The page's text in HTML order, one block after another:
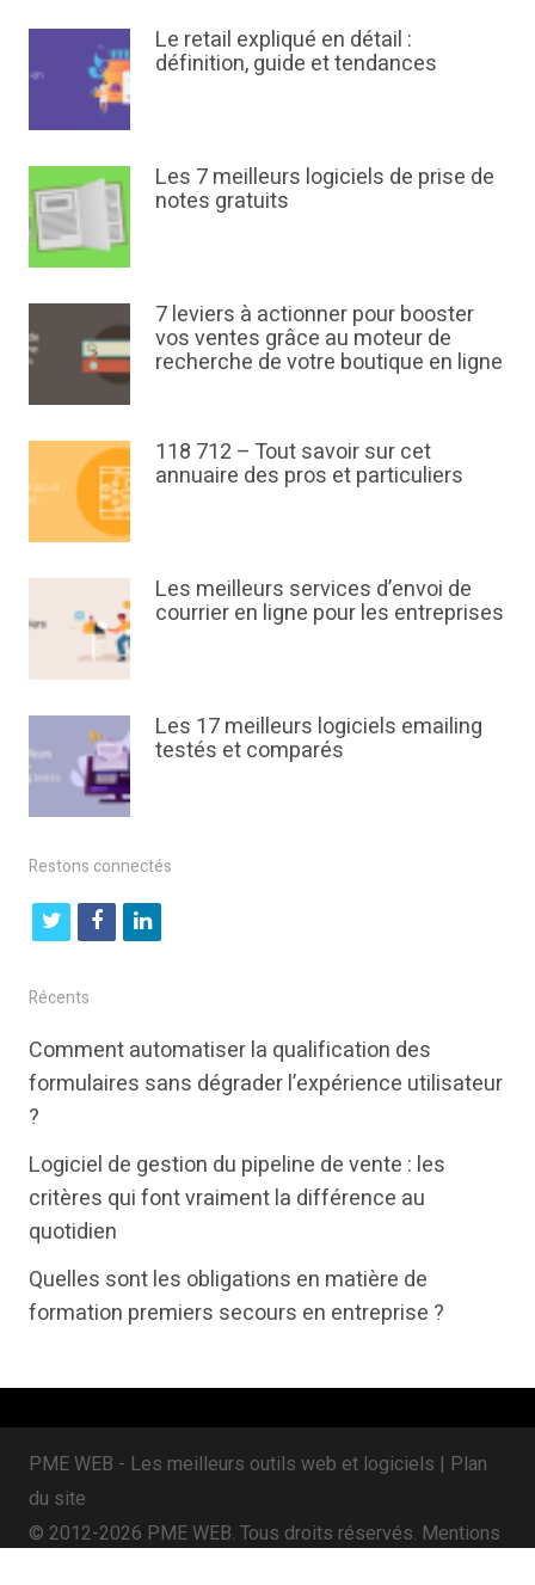
Le retail expliqué en détail :
définition, guide et tendances
Les 7 meilleurs logiciels de prise de
notes gratuits
7 leviers à actionner pour booster
vos ventes grâce au moteur de
recherche de votre boutique en ligne
118 712 – Tout savoir sur cet
annuaire des pros et particuliers
Les meilleurs services d’envoi de
courrier en ligne pour les entreprises
Les 17 meilleurs logiciels emailing
testés et comparés
Restons connectés
t
i
t
r
f
b
k
l
k
e
n
Récents
Comment automatiser la qualification des
formulaires sans dégrader l’expérience utilisateur
?
Logiciel de gestion du pipeline de vente : les
critères qui font vraiment la différence au
quotidien
Quelles sont les obligations en matière de
formation premiers secours en entreprise ?
PME WEB - Les meilleurs outils web et logiciels | Plan
du site
© 2012-2026 PME WEB. Tous droits réservés. Mentions